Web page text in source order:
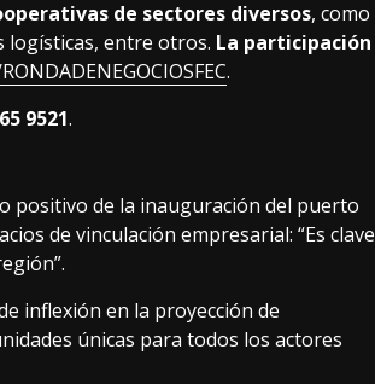
de sectores diversos, como
logísticas, entre otros. La participación
.
9521.
positivo de la inauguración del puerto
de vinculación empresarial: “Es clave
inflexión en la proyección de
únicas para todos los actores